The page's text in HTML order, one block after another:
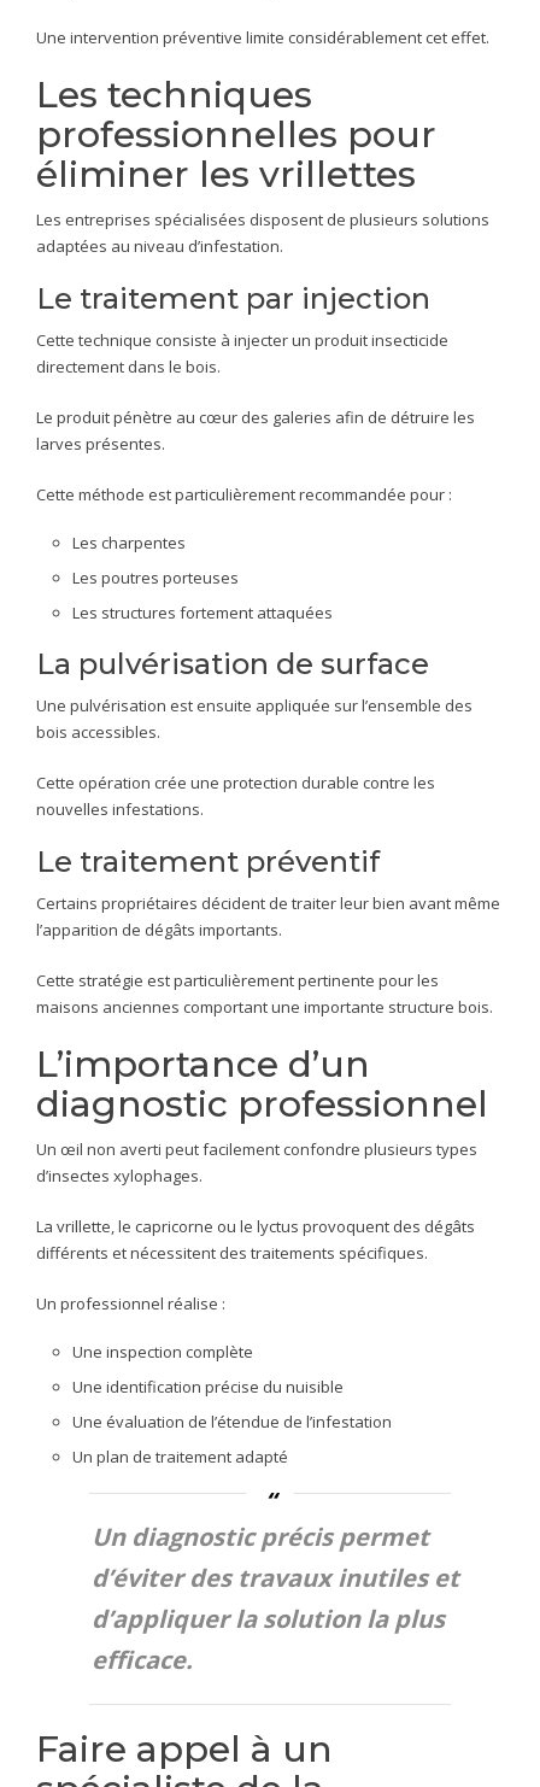
Une intervention préventive limite considérablement cet effet.
Les techniques
professionnelles pour
éliminer les vrillettes
Les entreprises spécialisées disposent de plusieurs solutions
adaptées au niveau d’infestation.
Le traitement par injection
Cette technique consiste à injecter un produit insecticide
directement dans le bois.
Le produit pénètre au cœur des galeries afin de détruire les
larves présentes.
Cette méthode est particulièrement recommandée pour :
Les charpentes
Les poutres porteuses
Les structures fortement attaquées
La pulvérisation de surface
Une pulvérisation est ensuite appliquée sur l’ensemble des
bois accessibles.
Cette opération crée une protection durable contre les
nouvelles infestations.
Le traitement préventif
Certains propriétaires décident de traiter leur bien avant même
l’apparition de dégâts importants.
Cette stratégie est particulièrement pertinente pour les
maisons anciennes comportant une importante structure bois.
L’importance d’un
diagnostic professionnel
Un œil non averti peut facilement confondre plusieurs types
d’insectes xylophages.
La vrillette, le capricorne ou le lyctus provoquent des dégâts
différents et nécessitent des traitements spécifiques.
Un professionnel réalise :
Une inspection complète
Une identification précise du nuisible
Une évaluation de l’étendue de l’infestation
Un plan de traitement adapté
Un diagnostic précis permet
d’éviter des travaux inutiles et
d’appliquer la solution la plus
efficace.
Faire appel à un